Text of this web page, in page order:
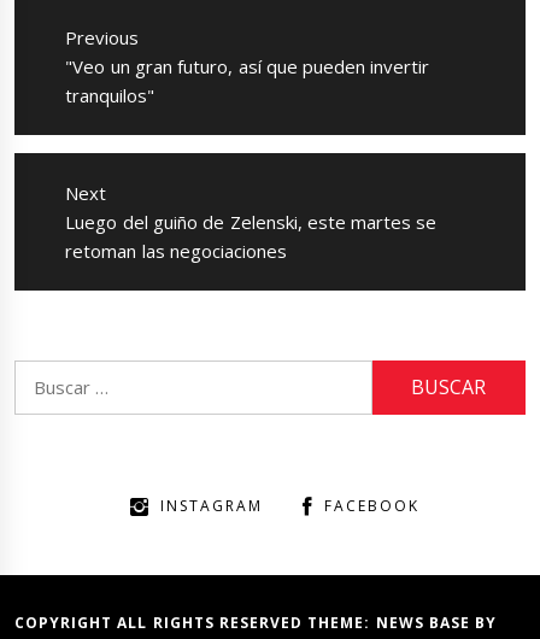
entradas
Previous
Previous
post:
"Veo un gran futuro, así que pueden invertir
tranquilos"
Next
Next
post:
Luego del guiño de Zelenski, este martes se
retoman las negociaciones
INSTAGRAM FACEBOOK
COPYRIGHT ALL RIGHTS RESERVED THEME: NEWS BASE BY